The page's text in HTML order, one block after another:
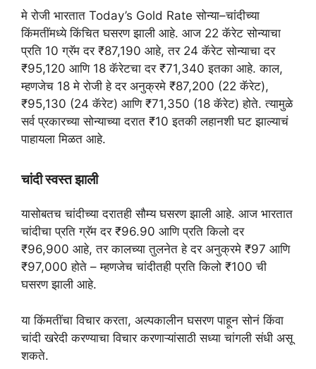
मे रोजी भारतात Today’s Gold Rate सोन्या–चांदीच्या
किंमतींमध्ये किंचित घसरण झाली आहे. आज 22 कॅरेट सोन्याचा
प्रति 10 ग्रॅम दर ₹87,190 आहे, तर 24 कॅरेट सोन्याचा दर
₹95,120 आणि 18 कॅरेटचा दर ₹71,340 इतका आहे. काल,
म्हणजेच 18 मे रोजी हे दर अनुक्रमे ₹87,200 (22 कॅरेट),
₹95,130 (24 कॅरेट) आणि ₹71,350 (18 कॅरेट) होते. त्यामुळे
सर्व प्रकारच्या सोन्याच्या दरात ₹10 इतकी लहानशी घट झाल्याचं
पाहायला मिळत आहे.
चांदी स्वस्त झाली
यासोबतच चांदीच्या दरातही सौम्य घसरण झाली आहे. आज भारतात
चांदीचा प्रति ग्रॅम दर ₹96.90 आणि प्रति किलो दर
₹96,900 आहे, तर कालच्या तुलनेत हे दर अनुक्रमे ₹97 आणि
₹97,000 होते – म्हणजेच चांदीतही प्रति किलो ₹100 ची
घसरण झाली आहे.
या किंमतींचा विचार करता, अल्पकालीन घसरण पाहून सोनं किंवा
चांदी खरेदी करण्याचा विचार करणाऱ्यांसाठी सध्या चांगली संधी असू
शकते.